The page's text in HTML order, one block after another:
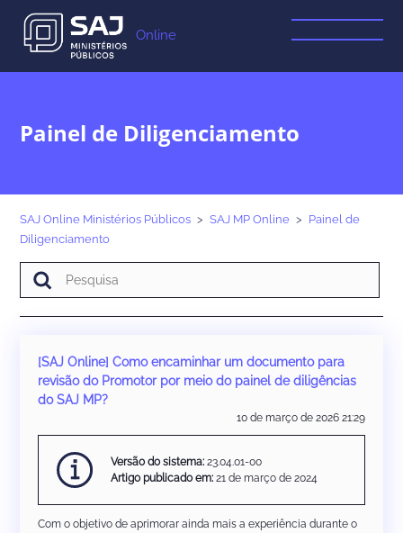
Online
Painel de Diligenciamento
SAJ Online Ministérios Públicos SAJ MP Online
Painel de
Diligenciamento
[SAJ Online] Como encaminhar um documento para
revisão do Promotor por meio do painel de diligências
do SAJ MP?
10 de março de 2026 21:29
Versão do sistema:23.04.01-00
Artigo publicado em: 21 de março de 2024
Com o objetivo de aprimorar ainda mais a experiência durante o